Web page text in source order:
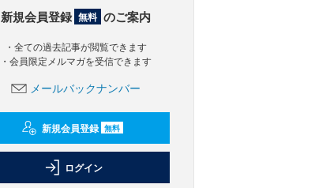
新規会員登録 無料 のご案内
・全ての過去記事が閲覧できます
・会員限定メルマガを受信できます
メールバックナンバー
新規会員登録 無料
ログイン